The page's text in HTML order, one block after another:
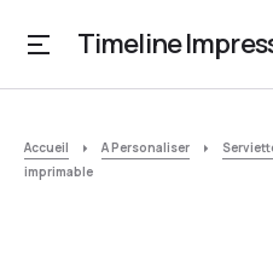
Timeline
Accueil A Personaliser
imprimable